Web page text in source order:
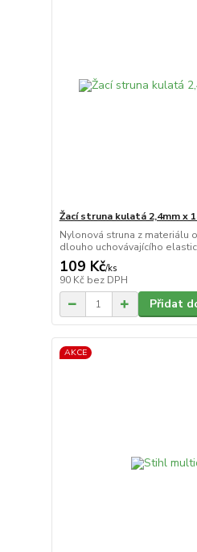
Žací struna kulatá 2,4mm x
Nylonová struna z materiálu
dlouho uchovávajícího
109 Kč/ks
90 Kč bez DPH
Přidat
AKCE